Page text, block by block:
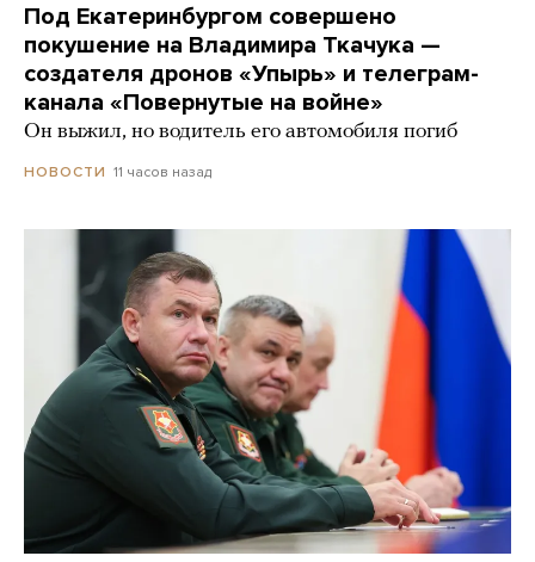
Под Екатеринбургом совершено
покушение на Владимира Ткачука —
создателя дронов «Упырь» и телеграм-
канала «Повернутые на войне»
Он выжил, но водитель его автомобиля погиб
НОВОСТИ 11 часов назад